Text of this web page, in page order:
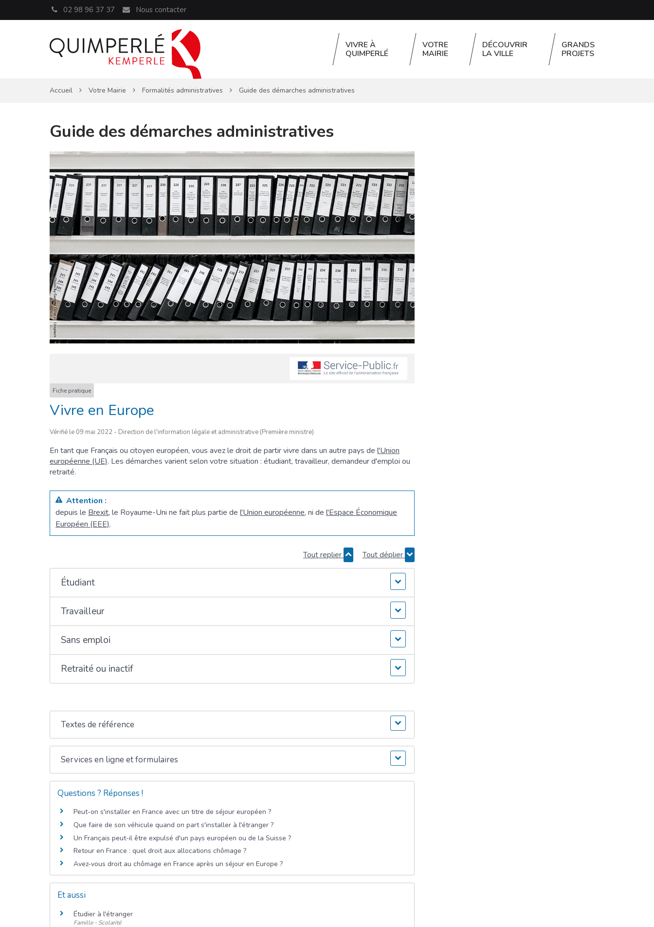
02 98 96 37 37 Nous contacter
VIVRE À
QUIMPERLÉ
VOTRE
MAIRIE
DÉCOUVRIR
LA VILLE
GRANDS
PROJETS
Accueil Votre Mairie Formalités administratives Guide des démarches administratives
Guide des démarches administratives
Fiche pratique
Vivre en Europe
Vérifié le 09 mai 2022 - Direction de l'information légale et administrative (Première ministre)
En tant que Français ou citoyen européen, vous avez le droit de partir vivre dans un autre pays de l'Union
européenne (UE). Les démarches varient selon votre situation : étudiant, travailleur, demandeur d'emploi ou
retraité.
Attention :
depuis le Brexit, le Royaume-Uni ne fait plus partie del'Union européenne, ni del'Espace Économique
Européen (EEE).
Tout replier Tout déplier
Étudiant
Travailleur
Sans emploi
Retraité ou inactif
Textes de référence
Services en ligne et formulaires
Questions ? Réponses !
Peut-on s'installer en France avec un titre de séjour européen ?
Que faire de son véhicule quand on part s'installer à l'étranger ?
Un Français peut-il être expulsé d'un pays européen ou de la Suisse ?
Retour en France : quel droit aux allocations chômage ?
Avez-vous droit au chômage en France après un séjour en Europe ?
Et aussi
Étudier à l'étranger
Famille - Scolarité